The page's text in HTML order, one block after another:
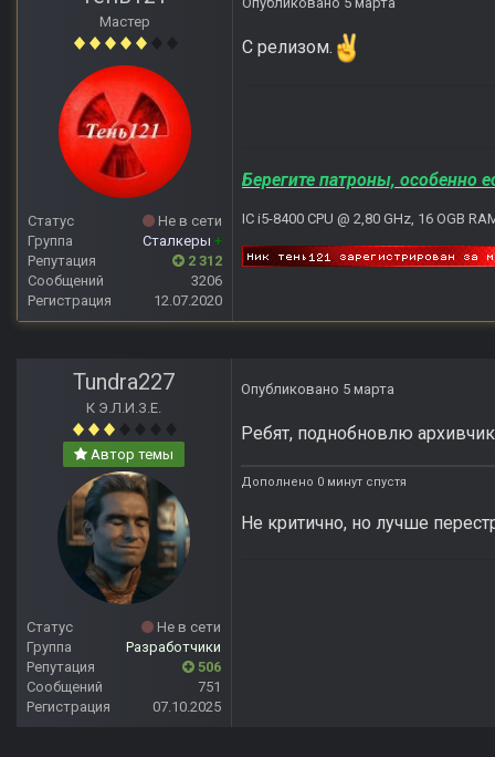
Мастер
Статус
Не в сети
Группа
Сталкеры +
Репутация
2 312
Сообщений
3206
Регистрация
12.07.2020
С релизом.
Берегите патроны, особенно
IC i5-8400 CPU @ 2,80 GHz, 16 OGB
Tundra227
К Э.Л.И.З.Е.
Автор темы
Статус
Не в сети
Группа
Разработчики
Репутация
506
Сообщений
751
Регистрация
07.10.2025
Опубликовано 5 марта
Ребят, поднобновлю
Дополнено 0 минут спустя
Не критично, но лучше